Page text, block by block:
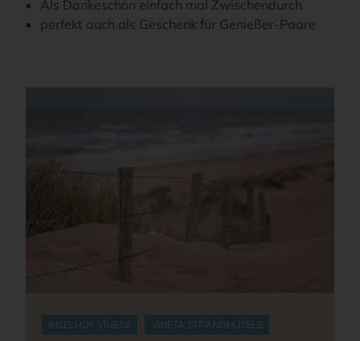
Als Dankeschön einfach mal Zwischendurch
perfekt auch als Geschenk für Genießer-Paare
INSELHOF VINETA VINETA STRANDHOTELS